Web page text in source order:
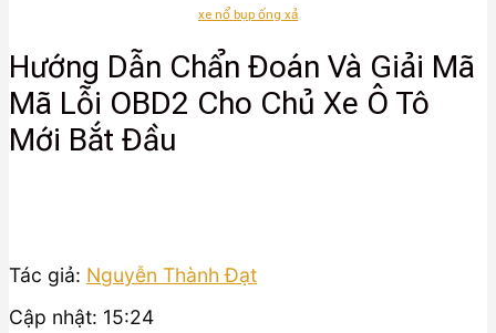
xe nổ bụp ống xả
Hướng Dẫn Chẩn Đoán Và Giải Mã
Mã Lỗi OBD2 Cho Chủ Xe Ô Tô
Mới Bắt Đầu
Tác giả: Nguyễn Thành Đạt
Cập nhật: 15:24